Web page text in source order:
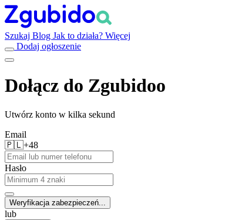
Szukaj Blog Jak to działa? Więcej
Dodaj ogłoszenie
Dołącz do Zgubidoo
Utwórz konto w kilka sekund
Email
🇵🇱+48
Hasło
Weryfikacja zabezpieczeń...
lub